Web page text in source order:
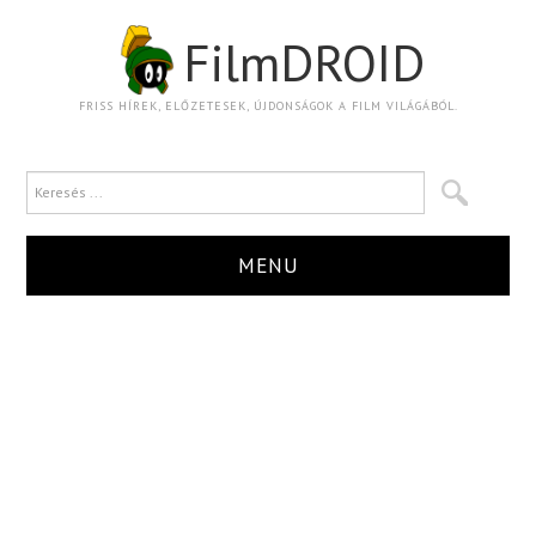
FilmDROID
FRISS HÍREK, ELŐZETESEK, ÚJDONSÁGOK A FILM VILÁGÁBÓL.
MENU